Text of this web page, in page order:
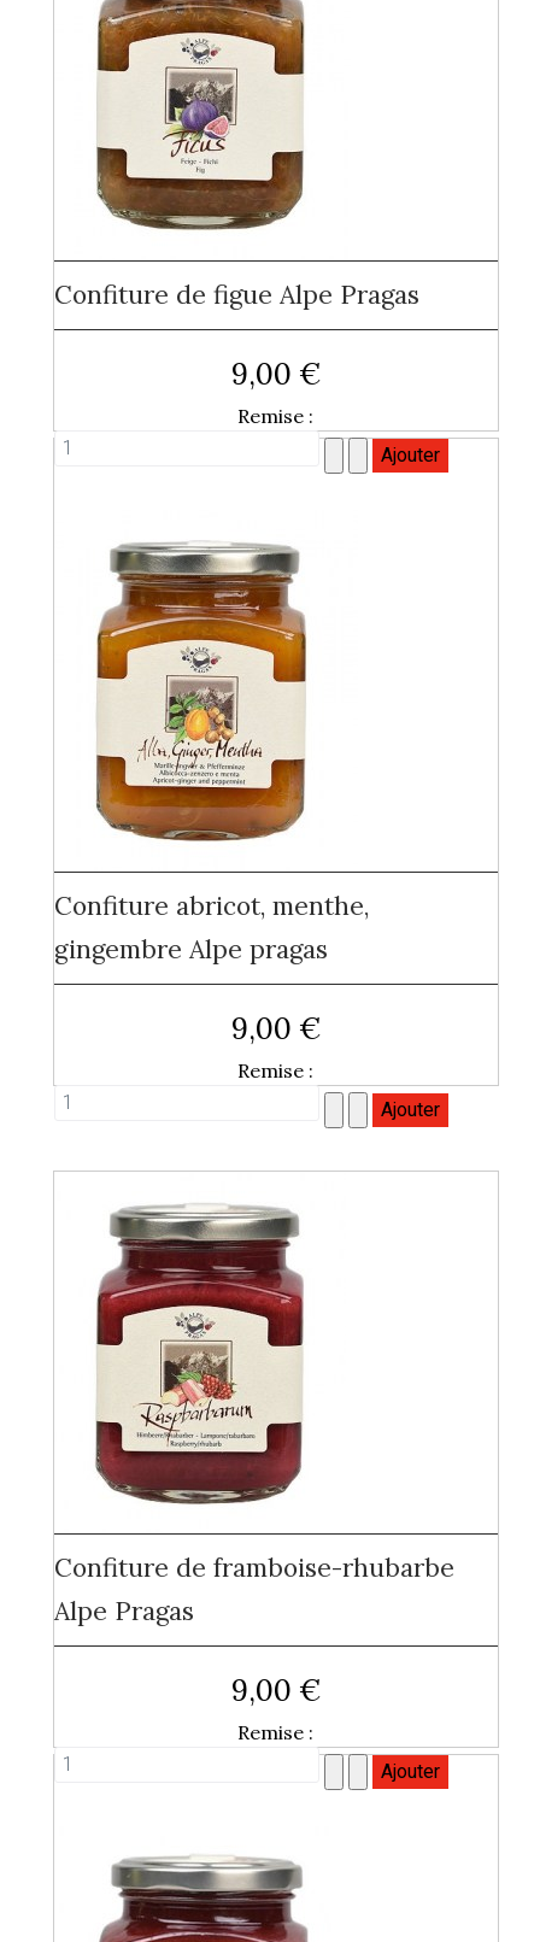
Confiture de figue Alpe Pragas
9,00 €
Remise :
Confiture abricot, menthe,
gingembre Alpe pragas
9,00 €
Remise :
Confiture de framboise-rhubarbe
Alpe Pragas
9,00 €
Remise :